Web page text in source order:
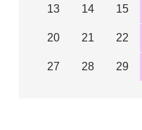
13 14 15
20 21 22
27 28 29